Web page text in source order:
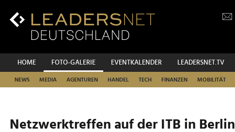
Inhalt
Hauptnavigation
HOME FOTO-GALERIE EVENTKALENDER LEADERSNET.TV
NEWS MEDIA AGENTUREN HANDEL TECH FINANZEN MOBILITÄT
Netzwerktreffen auf der ITB in Berlin